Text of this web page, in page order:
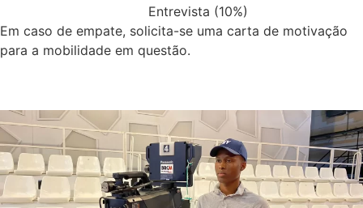
Entrevista (10%)
Em caso de empate, solicita-se uma carta de motivação
para a mobilidade em questão.